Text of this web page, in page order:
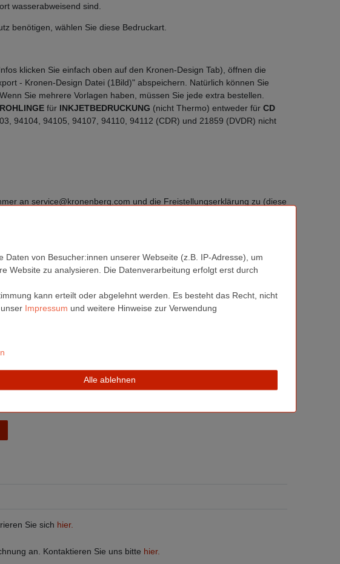
wasserabweisend sind.
benötigen, wählen Sie diese Bedruckart.
klicken Sie einfach oben auf den Kronen-Design Tab), öffnen die
- Kronen-Design Datei (1Bild)" abspeichern. Natürlich können Sie
Sie mehrere Vorlagen haben, müssen Sie jede extra bestellen.
ROHLINGE für INKJETBEDRUCKUNG (nicht Thermo) entweder für CD
94104, 94105, 94107, 94110, 94112 (CDR) und 21859 (DVDR) nicht
an service@kronenberg.com und die Freistellungserklärung zu (diese
verwendet werden kann, werden wir Sie umgehend
Sie sich hier.
an. Kontaktieren Sie uns bitte hier.
von Besucher:innen unserer Webseite (z.B. IP-Adresse), um
Website zu analysieren. Die Datenverarbeitung erfolgt erst durch
kann erteilt oder abgelehnt werden. Es besteht das Recht, nicht
Impressum und weitere Hinweise zur Verwendung
Alle ablehnen